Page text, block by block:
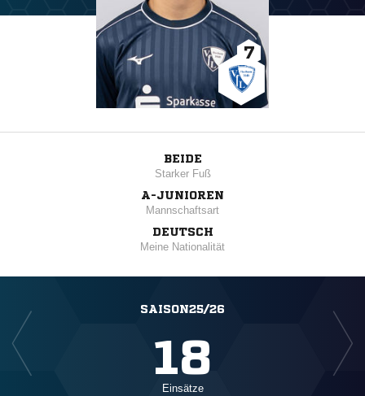
7
BEIDE
Starker Fuß
A-JUNIOREN
Mannschaftsart
DEUTSCH
Meine Nationalität
SAISON25/26
18
Einsätze